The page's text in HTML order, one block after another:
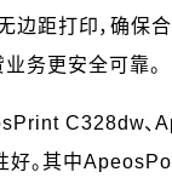
距打印，确保
务更安全可靠。
C328dw
好。其中